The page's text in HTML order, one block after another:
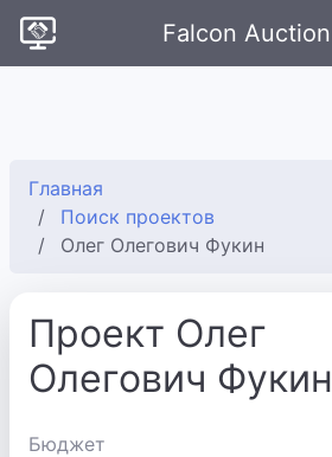
Falcon Auction
Главная
Поиск проектов
Олег Олегович Фукин
Проект Олег
Олегович Фукин
Бюджет